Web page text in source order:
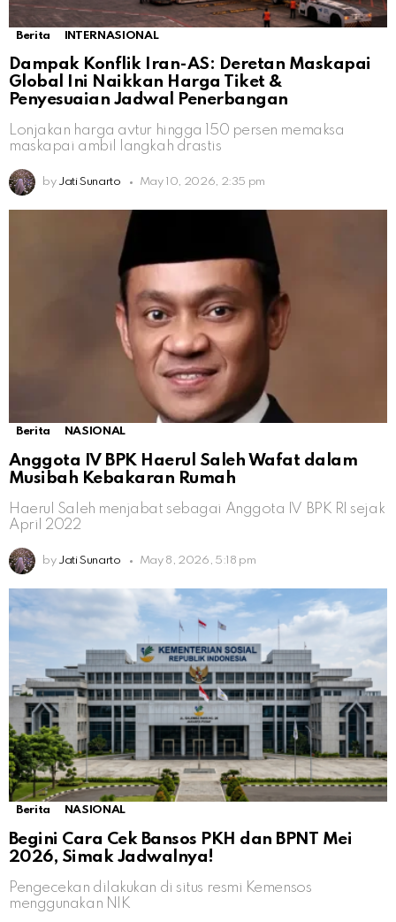
Berita INTERNASIONAL
Dampak Konflik Iran-AS: Deretan Maskapai
Global Ini Naikkan Harga Tiket &
Penyesuaian Jadwal Penerbangan
Lonjakan harga avtur hingga 150 persen memaksa
maskapai ambil langkah drastis
by Jati Sunarto May 10, 2026, 2:35 pm
Berita NASIONAL
Anggota IV BPK Haerul Saleh Wafat dalam
Musibah Kebakaran Rumah
Haerul Saleh menjabat sebagai Anggota IV BPK RI sejak
April 2022
by Jati Sunarto May 8, 2026, 5:18 pm
Berita NASIONAL
Begini Cara Cek Bansos PKH dan BPNT Mei
2026, Simak Jadwalnya!
Pengecekan dilakukan di situs resmi Kemensos
menggunakan NIK